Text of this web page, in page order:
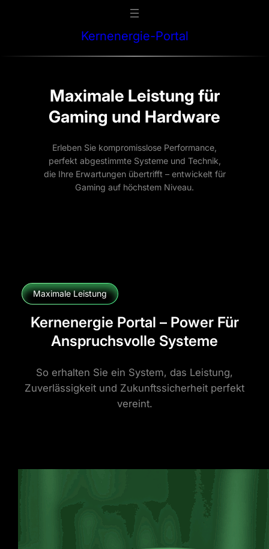
Kernenergie-Portal
Maximale Leistung für
Gaming und Hardware
Erleben Sie kompromisslose Performance,
perfekt abgestimmte Systeme und Technik,
die Ihre Erwartungen übertrifft – entwickelt für
Gaming auf höchstem Niveau.
Maximale Leistung
Kernenergie Portal – Power Für
Anspruchsvolle Systeme
So erhalten Sie ein System, das Leistung,
Zuverlässigkeit und Zukunftssicherheit perfekt
vereint.